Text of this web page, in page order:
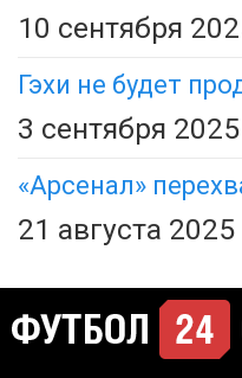
10 сентября
Гэхи не будет
3 сентября
«Арсенал»
21 августа